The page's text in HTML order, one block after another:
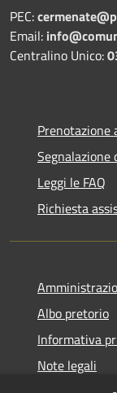
PEC:
Email:
Centralino Unico:
Prenotazione
Segnalazione
Leggi le FAQ
Richiesta
Albo pretorio
Informativa
Note legali